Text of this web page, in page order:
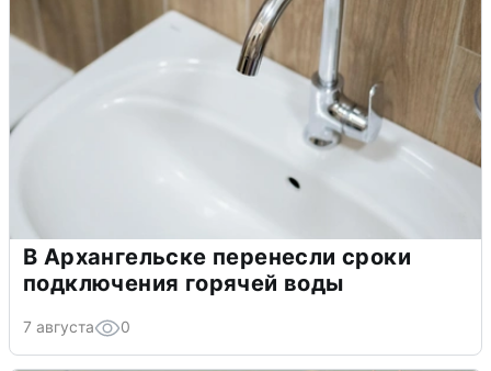
В Архангельске перенесли сроки
подключения горячей воды
7 августа 0